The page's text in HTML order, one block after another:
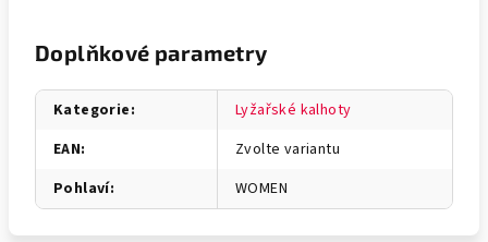
Doplňkové parametry
Kategorie:
Lyžařské kalhoty
EAN:
Zvolte variantu
Pohlaví: WOMEN